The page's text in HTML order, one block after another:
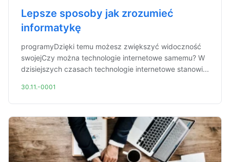
Lepsze sposoby jak zrozumieć
informatykę
programyDzięki temu możesz zwiększyć widoczność
swojejCzy można technologie internetowe samemu? W
dzisiejszych czasach technologie internetowe stanowi...
30.11.-0001